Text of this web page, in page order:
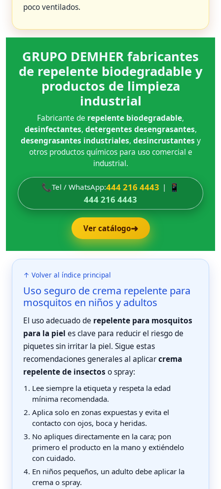
poco ventilados.
GRUPO DEMHER fabricantes
de repelente biodegradable y
productos de limpieza
industrial
Fabricante de repelente biodegradable,
desinfectantes, detergentes desengrasantes,
desengrasantes industriales, desincrustantes y
otros productos químicos para uso comercial e
industrial.
📞Tel / WhatsApp:444 216 4443 |
📱
444 216 4443
Ver catálogo➜
↑ Volver al índice principal
Uso seguro de crema repelente para
mosquitos en niños y adultos
El uso adecuado de repelente para mosquitos
para la piel es clave para reducir el riesgo de
piquetes sin irritar la piel. Sigue estas
recomendaciones generales al aplicarcrema
repelente de insectos o spray:
Lee siempre la etiqueta y respeta la edad
mínima recomendada.
Aplica solo en zonas expuestas y evita el
contacto con ojos, boca y heridas.
No apliques directamente en la cara; pon
primero el producto en la mano y extiéndelo
con cuidado.
En niños pequeños, un adulto debe aplicar la
crema o spray.